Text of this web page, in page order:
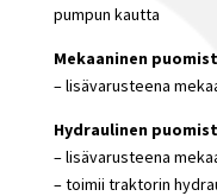
pumpun kautta
Mekaaninen
– lisävarusteena
Hydraulinen
– lisävarusteena
– toimii traktorin